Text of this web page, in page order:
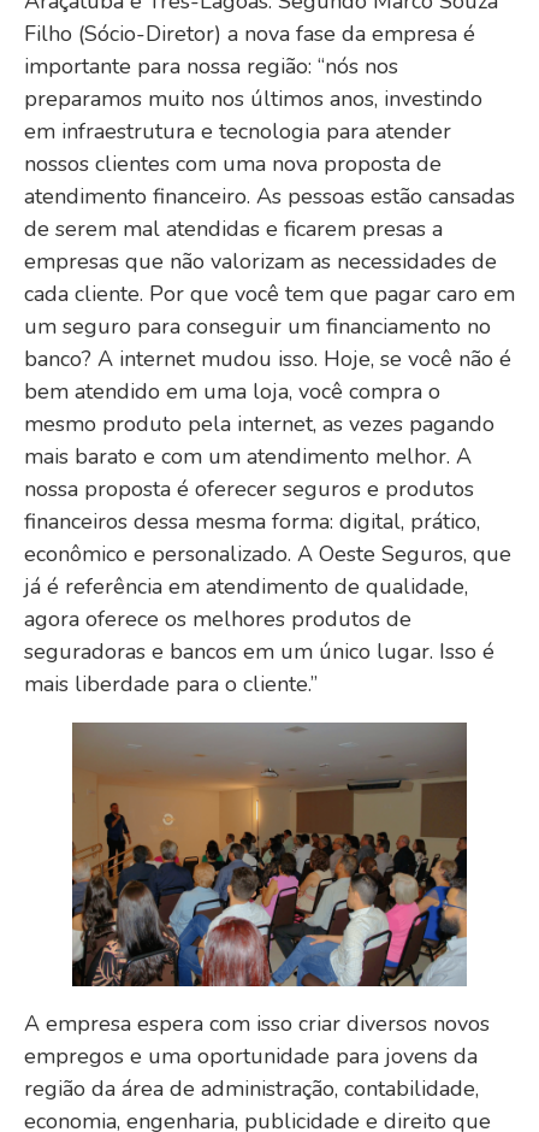
Filho (Sócio-Diretor) a nova fase da empresa é
importante para nossa região: “nós nos
preparamos muito nos últimos anos, investindo
em infraestrutura e tecnologia para atender
nossos clientes com uma nova proposta de
atendimento financeiro. As pessoas estão cansadas
de serem mal atendidas e ficarem presas a
empresas que não valorizam as necessidades de
cada cliente. Por que você tem que pagar caro em
um seguro para conseguir um financiamento no
banco? A internet mudou isso. Hoje, se você não é
bem atendido em uma loja, você compra o
mesmo produto pela internet, as vezes pagando
mais barato e com um atendimento melhor. A
nossa proposta é oferecer seguros e produtos
financeiros dessa mesma forma: digital, prático,
econômico e personalizado. A Oeste Seguros, que
já é referência em atendimento de qualidade,
agora oferece os melhores produtos de
seguradoras e bancos em um único lugar. Isso é
mais liberdade para o cliente.”
A empresa espera com isso criar diversos novos
empregos e uma oportunidade para jovens da
região da área de administração, contabilidade,
economia, engenharia, publicidade e direito que